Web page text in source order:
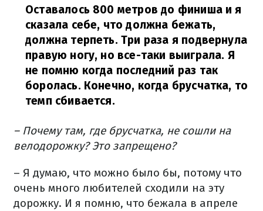
Оставалось 800 метров до финиша и я
сказала себе, что должна бежать,
должна терпеть. Три раза я подвернула
правую ногу, но все-таки выиграла. Я
не помню когда последний раз так
боролась. Конечно, когда брусчатка, то
темп сбивается.
– Почему там, где брусчатка, не сошли на
велодорожку? Это запрещено?
– Я думаю, что можно было бы, потому что
очень много любителей сходили на эту
дорожку. И я помню, что бежала в апреле